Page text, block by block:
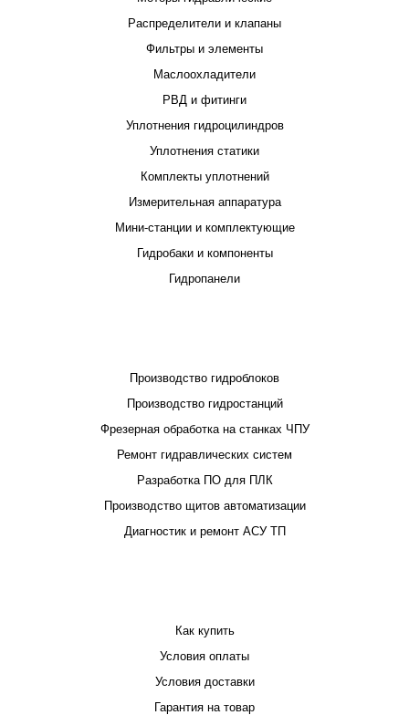
Распределители и клапаны
Фильтры и элементы
Маслоохладители
РВД и фитинги
Уплотнения гидроцилиндров
Уплотнения статики
Комплекты уплотнений
Измерительная аппаратура
Мини-станции и комплектующие
Гидробаки и компоненты
Гидропанели
Производство гидроблоков
Производство гидростанций
Фрезерная обработка на станках ЧПУ
Ремонт гидравлических систем
Разработка ПО для ПЛК
Производство щитов автоматизации
Диагностик и ремонт АСУ ТП
Как купить
Условия оплаты
Условия доставки
Гарантия на товар